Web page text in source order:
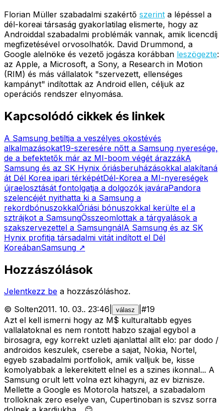
Florian Müller szabadalmi szakértő szerint a lépéssel a
dél-koreai társaság gyakorlatilag elismerte, hogy az
Androiddal szabadalmi problémák vannak, amik licencdíj
megfizetésével orvosolhatók. David Drummond, a
Google alelnöke és vezető jogásza korábban leszögezte:
az Apple, a Microsoft, a Sony, a Research in Motion
(RIM) és más vállalatok "szervezett, ellenséges
kampányt" indítottak az Android ellen, céljuk az
operációs rendszer elnyomása.
Kapcsolódó cikkek és linkek
A Samsung betiltja a veszélyes okostévés
alkalmazásokat19-szeresére nőtt a Samsung nyeresége,
de a befektetők már az MI-boom végét árazzákA
Samsung és az SK Hynix óriásberuházásokkal alakítaná
át Dél Korea ipari térképétDél-Korea a MI-nyereségek
újraelosztását fontolgatja a dolgozók javáraPandora
szelencéjét nyithatta ki a Samsung a
rekordbónuszokkalÓriási bónuszokkal kerülte el a
sztrájkot a SamsungÖsszeomlottak a tárgyalások a
szakszervezettel a SamsungnálA Samsung és az SK
Hynix profitja társadalmi vitát indított el Dél
KoreábanSamsung ↗
Hozzászólások
Jelentkezz be a hozzászóláshoz.
© Solten2011. 10. 03.. 23:46 válasz #19
Azt el kell ismerni hogy az M$ kulturaltabb egyes
vallalatoknal es nem rontott habzo szajjal egybol a
birosagra, egy korrekt uzleti ajanlattal allt elo: par dodo /
androidos keszulek, cserebe a sajat, Nokia, Nortel,
egyeb szabadalmi portfoliok, amik valljuk be, kisse
komolyabbak a lekerekitett elnel es a szines ikonnal... A
Samsung orult lett volna ezt kihagyni, az ev biznisze.
Mellette a Google es Motorola hatszel, a szabadalom
trolloknak zero eselye van, Cupertinoban is szvsz sorra